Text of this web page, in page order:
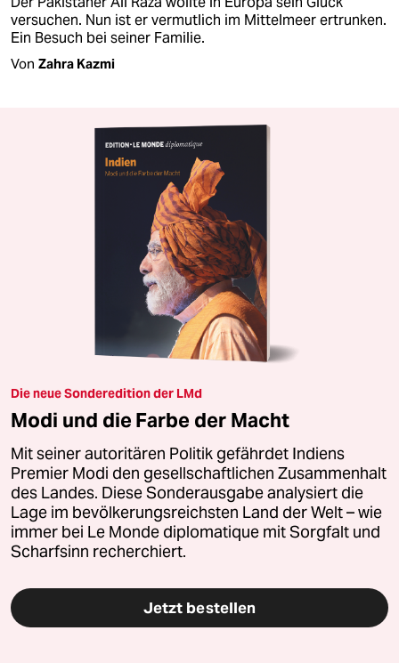
versuchen. Nun ist er vermutlich im Mittelmeer ertrunken.
Ein Besuch bei seiner Familie.
Von Zahra Kazmi
Die neue Sonderedition der LMd
Modi und die Farbe der Macht
Mit seiner autoritären Politik gefährdet Indiens
Premier Modi den gesellschaftlichen Zusammenhalt
des Landes. Diese Sonderausgabe analysiert die
Lage im bevölkerungsreichsten Land der Welt – wie
immer bei Le Monde diplomatique mit Sorgfalt und
Scharfsinn recherchiert.
Jetzt bestellen